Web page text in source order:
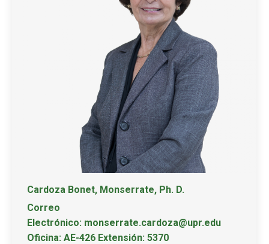
Cardoza Bonet, Monserrate, Ph. D.
Correo
Electrónico: monserrate.cardoza@upr.edu
Oficina: AE-426 Extensión: 5370